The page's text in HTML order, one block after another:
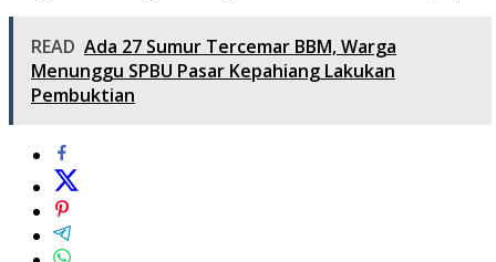
READ Ada 27 Sumur Tercemar BBM, Warga
Menunggu SPBU Pasar Kepahiang Lakukan
Pembuktian